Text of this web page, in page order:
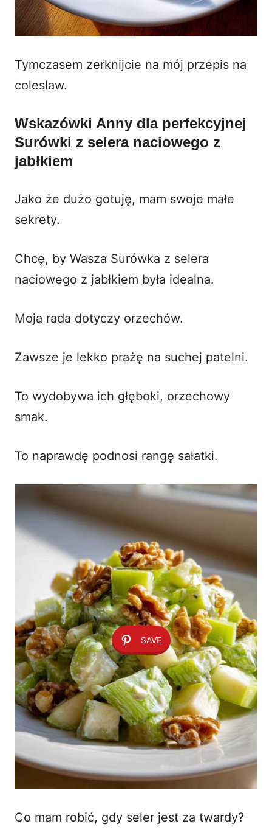
Tymczasem zerknijcie na mój przepis na
coleslaw.
Wskazówki Anny dla perfekcyjnej
Surówki z selera naciowego z
jabłkiem
Jako że dużo gotuję, mam swoje małe
sekrety.
Chcę, by Wasza Surówka z selera
naciowego z jabłkiem była idealna.
Moja rada dotyczy orzechów.
Zawsze je lekko prażę na suchej patelni.
To wydobywa ich głęboki, orzechowy
smak.
To naprawdę podnosi rangę sałatki.
SAVE
Co mam robić, gdy seler jest za twardy?